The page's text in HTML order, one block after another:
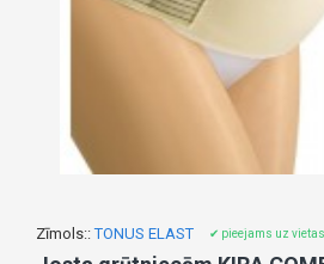
Zīmols:: TONUS ELAST ✔ pieejams uz vietas